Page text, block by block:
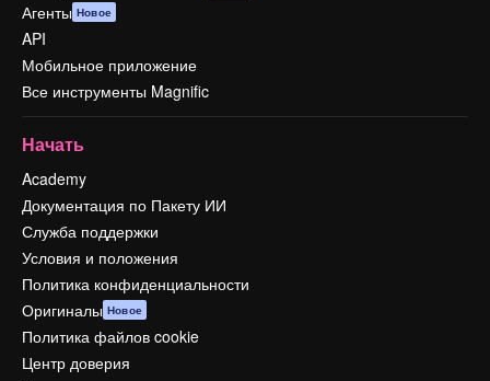
Агенты Новое
API
Мобильное приложение
Все инструменты Magnific
Начать
Academy
Документация по Пакету ИИ
Служба поддержки
Условия и положения
Политика конфиденциальности
Оригиналы Новое
Политика файлов cookie
Центр доверия